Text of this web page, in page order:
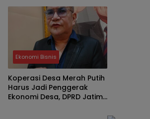
Malang
Ekonomi Bisnis
Koperasi Desa Merah Putih
Harus Jadi Penggerak
Ekonomi Desa, DPRD Jatim: